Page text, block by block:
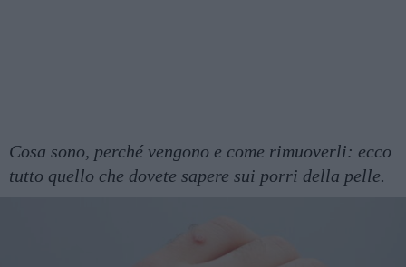
Cosa sono, perché vengono e come rimuoverli: ecco
tutto quello che dovete sapere sui porri della pelle.